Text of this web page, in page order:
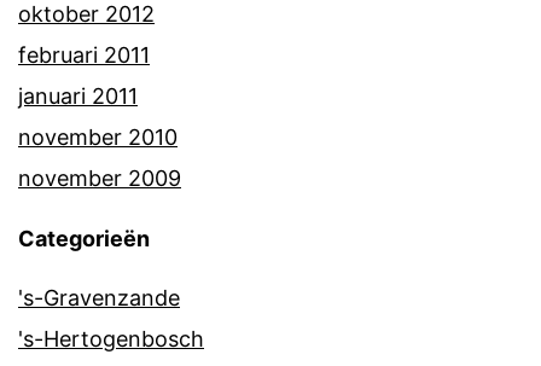
oktober 2012
februari 2011
januari 2011
november 2010
november 2009
Categorieën
's-Gravenzande
's-Hertogenbosch